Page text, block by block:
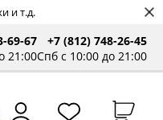
и т.д.
69-67
21:00
+7 (812) 748-26-45
Спб с 10:00 до 21:00